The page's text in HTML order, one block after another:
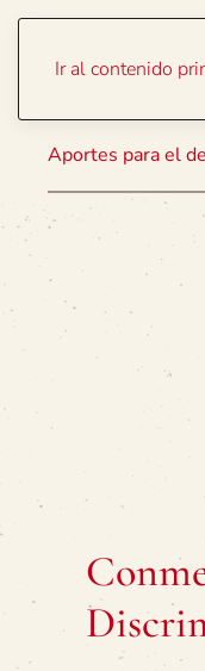
Ir al contenido
Aportes para el